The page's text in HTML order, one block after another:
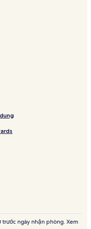
ngày nhận phòng. Xem